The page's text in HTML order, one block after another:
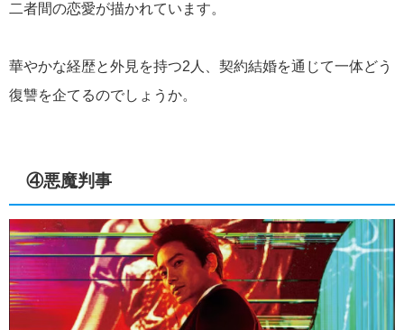
二者間の恋愛が描かれています。
華やかな経歴と外見を持つ2人、契約結婚を通じて一体どう
復讐を企てるのでしょうか。
④悪魔判事